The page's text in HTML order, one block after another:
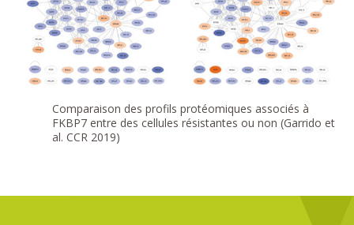
Comparaison des profils protéomiques associés à
FKBP7 entre des cellules résistantes ou non (Garrido et
al. CCR 2019)